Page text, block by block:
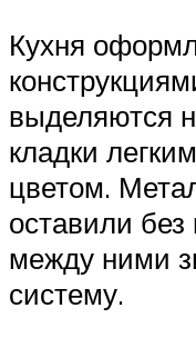
Кухня
выделяются
кладки
цветом.
оставили
между ними
систему.